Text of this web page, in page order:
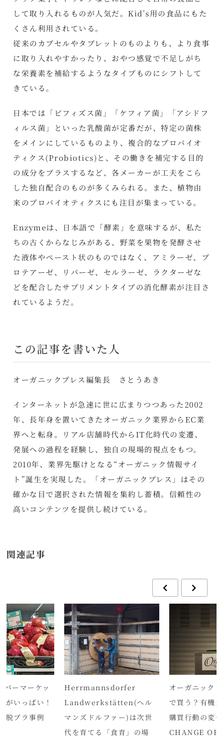
して取り入れるものが人気だ。Kid’s用の食品にもた
くさん利用されている。
従来のカプセルやタブレットのものよりも、より食事
に取り入れやすかったり、おやつ感覚で不足しがち
な栄養素を補給するようなタイプものにシフトして
きている。
日本では「ビフィズス菌」「ケフィア菌」「アシドフ
ィルス菌」といった乳酸菌が定番だが、特定の菌株
をメインにしているものより、複合的なプロバイオ
ティクス(Probiotics)と、その働きを補完する目的
の成分をプラスするなど、各メーカーが工夫をこら
した独自配合のものが多くみられる。また、植物由
来のプロバイオティクスにも注目が集まっている。
Enzymeは、日本語で「酵素」を意味するが、私た
ちの古くからなじみがある、野菜を果物を発酵させ
た液体やペースト状のものではなく、アミラーゼ、プ
ロテアーゼ、リパーゼ、セルラーゼ、ラクターゼな
どを配合したサプリメントタイプの消化酵素が注目さ
れているようだ。
この記事を書いた人
オーガニックプレス編集長 さとうあき
インターネットが急速に世に広まりつつあった2002
年、長年身を置いてきたオーガニック業界からEC業
界へと転身。リアル店舗時代からIT化時代の変遷、
発展への過程を経験し、独自の現場的視点をもつ。
2010年、業界先駆けとなる“オーガニック情報サイ
ト”誕生を実現した。「オーガニックプレス」はその
確かな目で選択された情報を集約し蓄積。信頼性の
高いコンテンツを提供し続けている。
関連記事
パーマーケッ
がいっぱい！
脱プラ事例
Herrmannsdorfer
Landwerkstätten(ヘル
マンズドルファー)は次世
代を育てる「食育」の場
オーガニック
で買う？有機
購買行動の
CHANGE OF